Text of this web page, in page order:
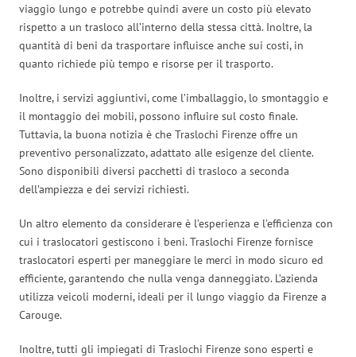
viaggio lungo e potrebbe quindi avere un costo più elevato
rispetto a un trasloco all’interno della stessa città. Inoltre, la
quantità di beni da trasportare influisce anche sui costi, in
quanto richiede più tempo e risorse per il trasporto.
Inoltre, i servizi aggiuntivi, come l’imballaggio, lo smontaggio e
il montaggio dei mobili, possono influire sul costo finale.
Tuttavia, la buona notizia è che Traslochi Firenze offre un
preventivo personalizzato, adattato alle esigenze del cliente.
Sono disponibili diversi pacchetti di trasloco a seconda
dell’ampiezza e dei servizi richiesti.
Un altro elemento da considerare è l’esperienza e l’efficienza con
cui i traslocatori gestiscono i beni. Traslochi Firenze fornisce
traslocatori esperti per maneggiare le merci in modo sicuro ed
efficiente, garantendo che nulla venga danneggiato. L’azienda
utilizza veicoli moderni, ideali per il lungo viaggio da Firenze a
Carouge.
Inoltre, tutti gli impiegati di Traslochi Firenze sono esperti e